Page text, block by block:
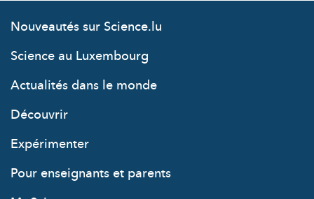
Nouveautés sur Science.lu
Science au Luxembourg
Actualités dans le monde
Découvrir
Expérimenter
Pour enseignants et parents